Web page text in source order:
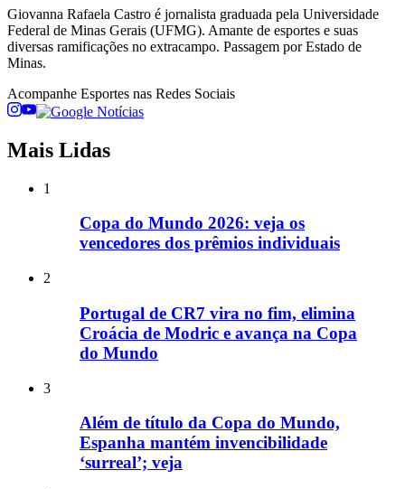
Giovanna Rafaela Castro é jornalista graduada pela Universidade
Federal de Minas Gerais (UFMG). Amante de esportes e suas
diversas ramificações no extracampo. Passagem por Estado de
Minas.
Acompanhe Esportes nas Redes Sociais
Mais Lidas
1
Copa do Mundo 2026: veja os
vencedores dos prêmios individuais
2
Portugal de CR7 vira no fim, elimina
Croácia de Modric e avança na Copa
do Mundo
3
Além de título da Copa do Mundo,
Espanha mantém invencibilidade
‘surreal’; veja